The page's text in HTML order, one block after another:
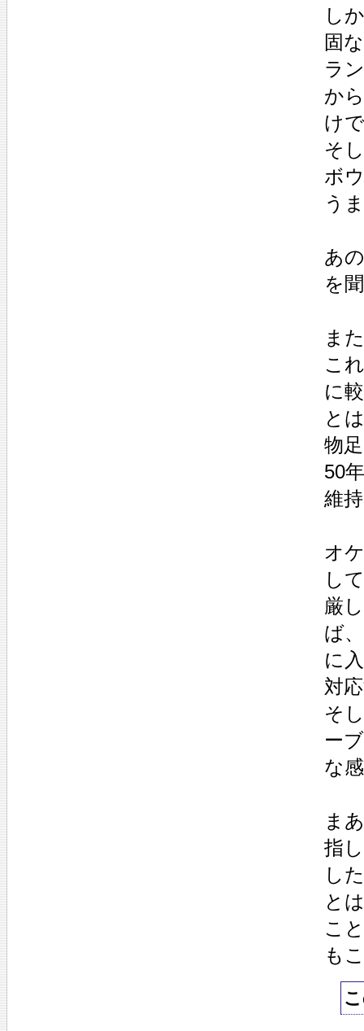
し
固
ラ
か
け
そ
ボ
う
あ
を
ま
こ
に
と
物
50
維
オ
し
厳
ば
に
対
そ
ー
な
ま
指
し
と
こ
も